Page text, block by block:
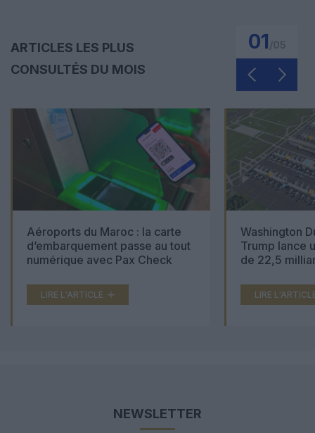
ARTICLES LES PLUS
CONSULTÉS DU MOIS
01
Aéroports du Maroc : la carte
d’embarquement passe au tout
numérique avec Pax Check
LIRE L'ARTICLE
Washington
Trump lance
de 22,5
LIRE
NEWSLETTER